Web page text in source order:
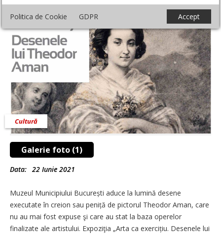
Politica de Cookie GDPR Accept
Galerie foto (1)
Cultură
Data: 22 Iunie 2021
Muzeul Municipiului București aduce la lumină desene
executate în creion sau peniță de pictorul Theodor Aman, care
nu au mai fost expuse şi care au stat la baza operelor
finalizate ale artistului. Expoziţia „Arta ca exercițiu. Desenele lui